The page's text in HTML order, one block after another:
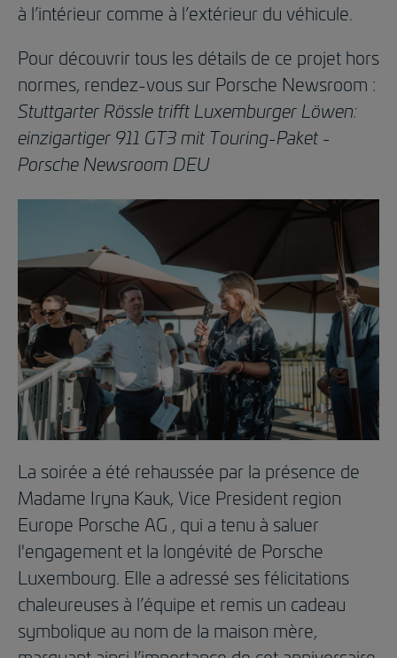
à l’intérieur comme à l’extérieur du véhicule.
Pour découvrir tous les détails de ce projet hors
normes, rendez-vous sur Porsche Newsroom :
Stuttgarter Rössle trifft Luxemburger Löwen:
einzigartiger 911 GT3 mit Touring-Paket -
Porsche Newsroom DEU
La soirée a été rehaussée par la présence de
Madame Iryna Kauk, Vice President region
Europe Porsche AG , qui a tenu à saluer
l'engagement et la longévité de Porsche
Luxembourg. Elle a adressé ses félicitations
chaleureuses à l’équipe et remis un cadeau
symbolique au nom de la maison mère,